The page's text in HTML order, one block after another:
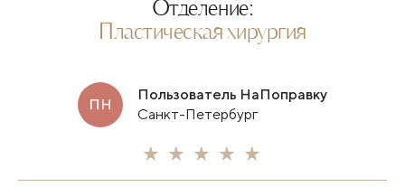
Отделение:
Пластическая хирургия
ПН
Пользователь НаПоправку
Санкт-Петербург